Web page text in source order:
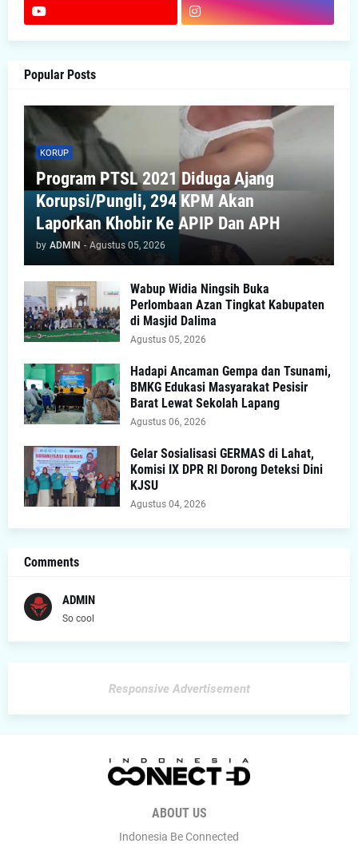
Popular Posts
KORUP
Program PTSL 2021 Diduga Ajang
Korupsi/Pungli, 294 KPM Akan
Laporkan Khobir Ke APIP Dan APH
by ADMIN - Agustus 05, 2026
Wabup Widia Ningsih Buka
Perlombaan Azan Tingkat Kabupaten
di Masjid Dalima
Agustus 05, 2026
Hadapi Ancaman Gempa dan Tsunami,
BMKG Edukasi Masyarakat Pesisir
Barat Lewat Sekolah Lapang
Agustus 06, 2026
Gelar Sosialisasi GERMAS di Lahat,
Komisi IX DPR RI Dorong Deteksi Dini
KJSU
Agustus 04, 2026
Comments
ADMIN
So cool
Responsive Advertisement
ABOUT US
Indonesia Be Connected